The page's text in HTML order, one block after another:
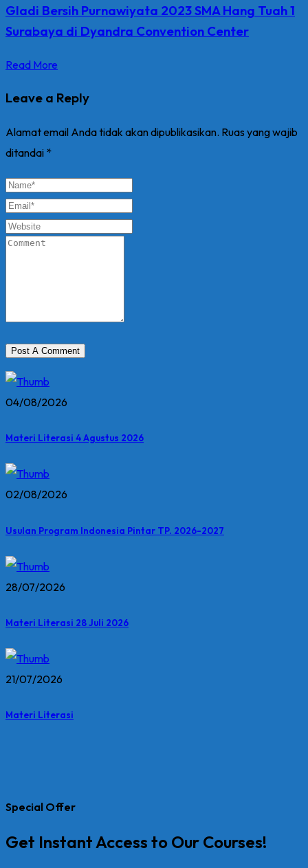
Gladi Bersih Purnawiyata 2023 SMA Hang Tuah 1
Surabaya di Dyandra Convention Center
Read More
Leave a Reply
Alamat email Anda tidak akan dipublikasikan. Ruas yang wajib
ditandai *
04/08/2026
Materi Literasi 4 Agustus 2026
02/08/2026
Usulan Program Indonesia Pintar TP. 2026-2027
28/07/2026
Materi Literasi 28 Juli 2026
21/07/2026
Materi Literasi
Special Offer
Get Instant Access to Our Courses!